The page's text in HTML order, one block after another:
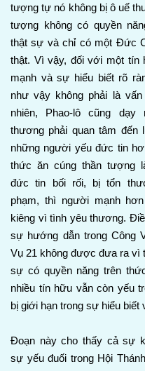
tượng tự nó không bị ô uế
tượng không có quyền
thật sự và chỉ có một Đức
thật. Vì vậy, đối với một tín
mạnh và sự hiểu biết rõ
như vậy không phải là
nhiên, Phao-lô cũng dạy
thương phải quan tâm đến
những người yếu đức tin
thức ăn cúng thần tượng
đức tin bối rối, bị tổn
phạm, thì người mạnh
kiêng vì tình yêu thương.
sự hướng dẫn trong Công
Vụ 21 không được đưa ra vì
sự có quyền năng trên
nhiều tín hữu vẫn còn yếu
bị giới hạn trong sự hiểu biết
Đoạn này cho thấy cả sự
sự yếu đuối trong Hội